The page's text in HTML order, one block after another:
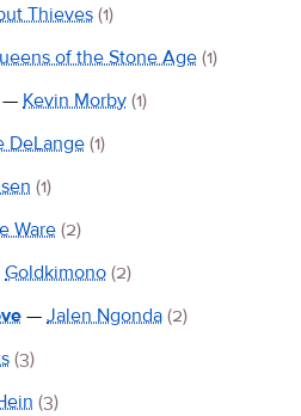
Thieves (1)
of the Stone Age (1)
— Kevin Morby (1)
DeLange (1)
(1)
Ware (2)
Goldkimono (2)
— Jalen Ngonda (2)
(3)
(3)